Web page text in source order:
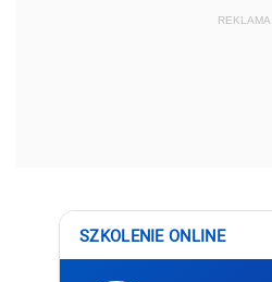
REKLAMA
SZKOLENIE ONLINE